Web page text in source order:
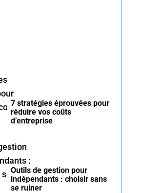
7 stratégies éprouvées pour
réduire vos coûts
d’entreprise
Outils de gestion pour
indépendants : choisir sans
se ruiner